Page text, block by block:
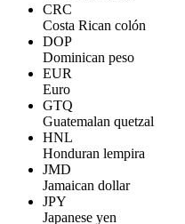
CRC
Costa Rican colón
DOP
Dominican peso
EUR
Euro
GTQ
Guatemalan quetzal
HNL
Honduran lempira
JMD
Jamaican dollar
JPY
Japanese yen